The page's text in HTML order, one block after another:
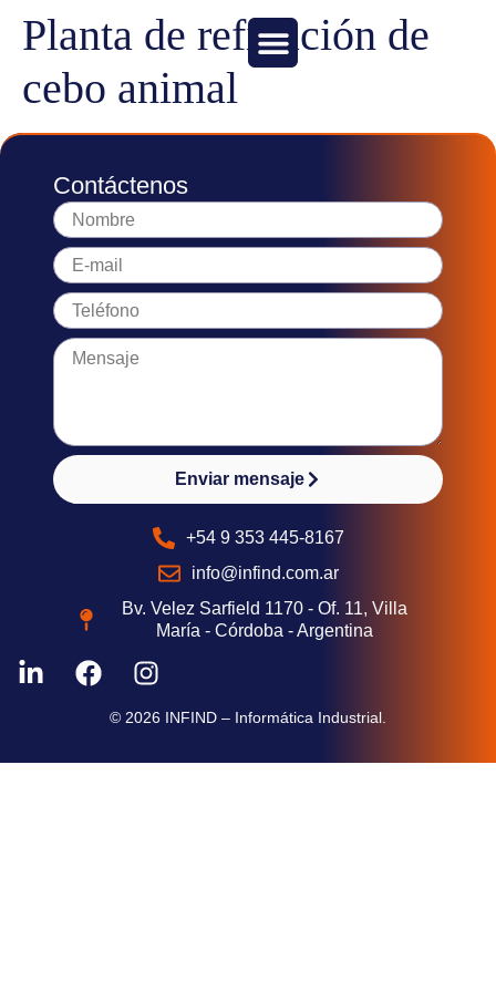
Planta de refinación de
cebo animal
Contáctenos
Enviar mensaje
+54 9 353 445-8167
info@infind.com.ar
Bv. Velez Sarfield 1170 - Of. 11, Villa
María - Córdoba - Argentina
© 2026 INFIND – Informática Industrial.